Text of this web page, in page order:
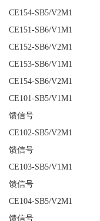
CE154-SB5/V2M1 直
CE151-SB6/V1M1 角
CE152-SB6/V2M1 角
CE153-SB6/V1M1 角
CE154-SB6/V2M1 角
CE101-SB5/V1M1 直
馈信号
CE102-SB5/V2M1 直
馈信号
CE103-SB5/V1M1 直
馈信号
CE104-SB5/V2M1 直
馈信号